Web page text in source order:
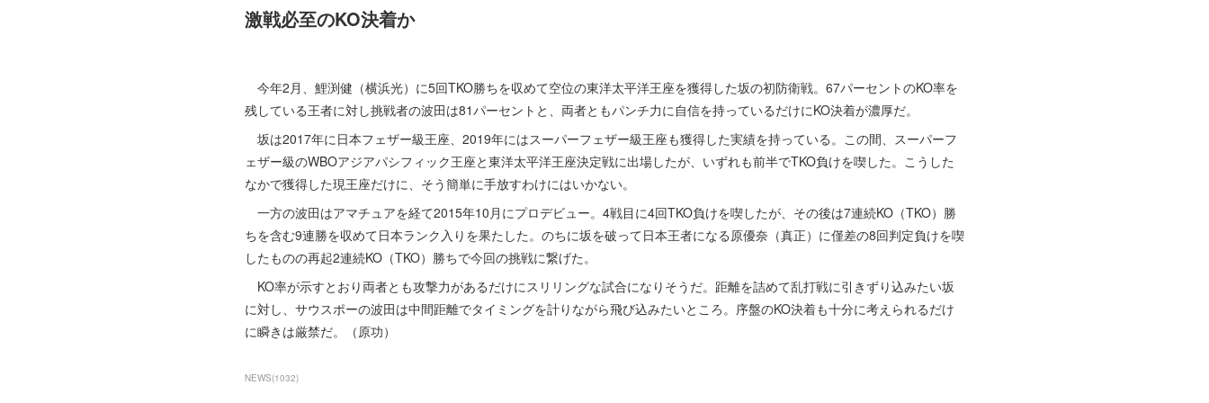
激戦必至のKO決着か
今年2月、鯉渕健（横浜光）に5回TKO勝ちを収めて空位の東洋太平洋王座を獲得した坂の初防衛戦。67パーセントのKO率を
残している王者に対し挑戦者の波田は81パーセントと、両者ともパンチ力に自信を持っているだけにKO決着が濃厚だ。
坂は2017年に日本フェザー級王座、2019年にはスーパーフェザー級王座も獲得した実績を持っている。この間、スーパーフ
ェザー級のWBOアジアパシフィック王座と東洋太平洋王座決定戦に出場したが、いずれも前半でTKO負けを喫した。こうした
なかで獲得した現王座だけに、そう簡単に手放すわけにはいかない。
一方の波田はアマチュアを経て2015年10月にプロデビュー。4戦目に4回TKO負けを喫したが、その後は7連続KO（TKO）勝
ちを含む9連勝を収めて日本ランク入りを果たした。のちに坂を破って日本王者になる原優奈（真正）に僅差の8回判定負けを喫
したものの再起2連続KO（TKO）勝ちで今回の挑戦に繋げた。
KO率が示すとおり両者とも攻撃力があるだけにスリリングな試合になりそうだ。距離を詰めて乱打戦に引きずり込みたい坂
に対し、サウスポーの波田は中間距離でタイミングを計りながら飛び込みたいところ。序盤のKO決着も十分に考えられるだけ
に瞬きは厳禁だ。（原功）
NEWS(1032)